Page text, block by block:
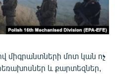
միգրանտների մոտ կան ոչ
և քարտեզներ,